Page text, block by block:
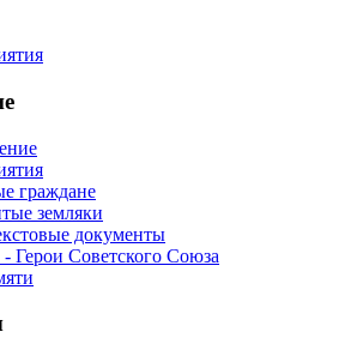
граждане
земляки
документы
Герои Советского Союза